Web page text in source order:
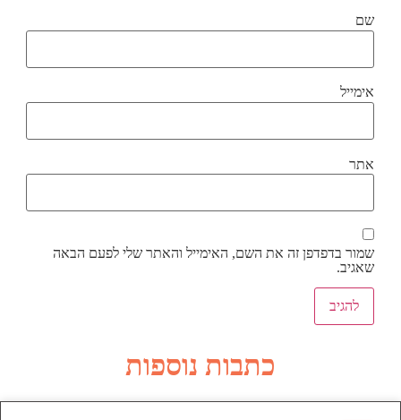
שם
אימייל
אתר
שמור בדפדפן זה את השם, האימייל והאתר שלי לפעם הבאה
שאגיב.
כתבות נוספות